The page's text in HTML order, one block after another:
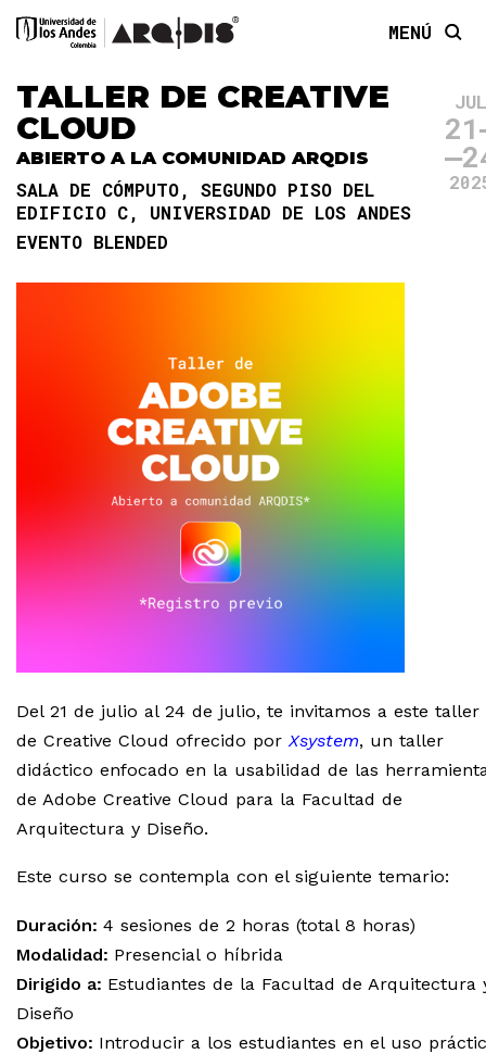
MENÚ
JUL
21
TALLER DE CREATIVE
CLOUD
ABIERTO A LA COMUNIDAD ARQDIS
SALA DE CÓMPUTO, SEGUNDO PISO DEL
EDIFICIO C, UNIVERSIDAD DE LOS ANDES
EVENTO BLENDED
Del 21 de julio al 24 de julio, te invitamos a este taller
de Creative Cloud ofrecido porXsystem, un taller
didáctico enfocado en la usabilidad de las
de Adobe Creative Cloud para la Facultad de
Arquitectura y Diseño.
Este curso se contempla con el siguiente temario:
Duración: 4 sesiones de 2 horas (total 8 horas)
Modalidad: Presencial o híbrida
Dirigido a: Estudiantes de la Facultad de Arquitectura
Diseño
Objetivo: Introducir a los estudiantes en el uso